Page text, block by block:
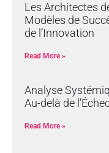
Les Architectes
Modèles de
de l’Innovation
Read More »
Analyse
Au-delà de
Read More »